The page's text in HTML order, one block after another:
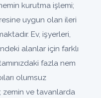
kurutma işlemi;
uygun olan ileri
Ev, işyerleri,
alanlar için farklı
fazla nem
olumsuz
zemin ve tavanlarda